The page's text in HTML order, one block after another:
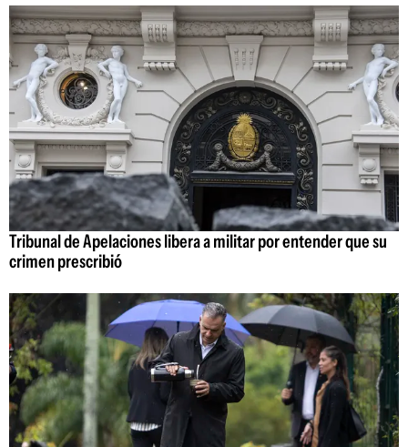
Tribunal de Apelaciones libera a militar por entender que su
crimen prescribió